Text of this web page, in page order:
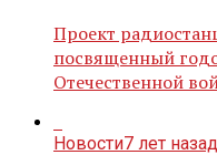
Проект
посвященный
Отечественной
Новости7 лет назад